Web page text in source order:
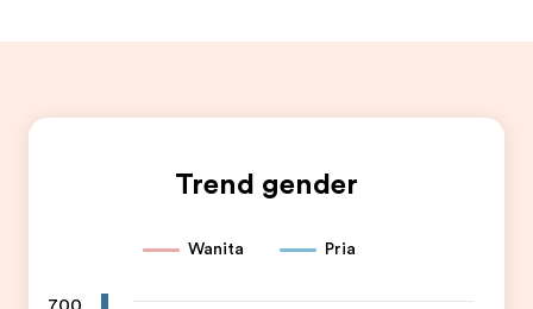
Trend gender
Wanita Pria